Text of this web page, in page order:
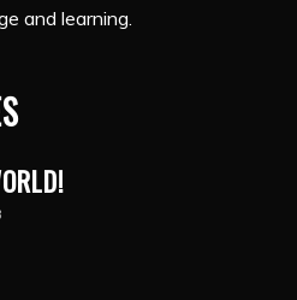
and learning.